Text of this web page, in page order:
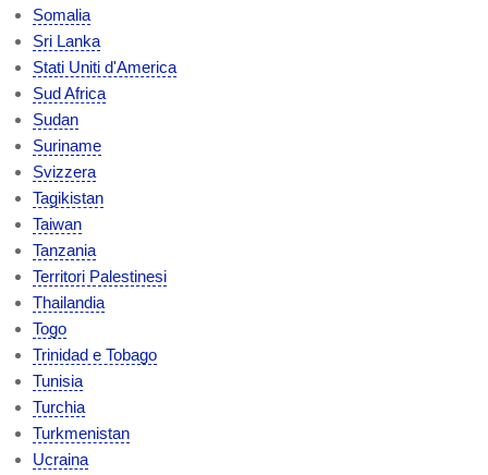
Somalia
Sri Lanka
Stati Uniti d'America
Sud Africa
Sudan
Suriname
Svizzera
Tagikistan
Taiwan
Tanzania
Territori Palestinesi
Thailandia
Togo
Trinidad e Tobago
Tunisia
Turchia
Turkmenistan
Ucraina